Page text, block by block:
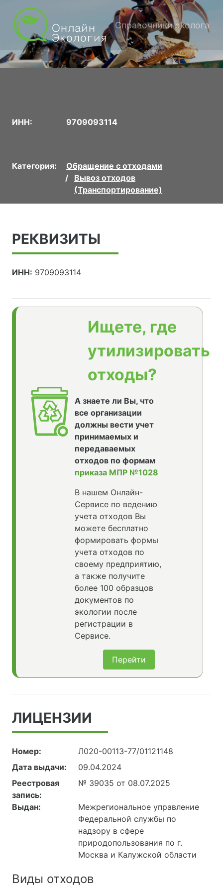
Справочники эколога
ИНН: 9709093114
Категория:
Обращение с отходами
Вывоз отходов
(Транспортирование)
РЕКВИЗИТЫ
ИНН: 9709093114
Ищете, где
утилизировать
отходы?
А знаете ли Вы, что
все организации
должны вести учет
принимаемых и
передаваемых
отходов по формам
приказа МПР №1028
В нашем Онлайн-
Сервисе по ведению
учета отходов Вы
можете бесплатно
формировать формы
учета отходов по
своему предприятию,
а также получите
более 100 образцов
документов по
экологии после
регистрации в
Сервисе.
Перейти
ЛИЦЕНЗИИ
Номер:
Л020-00113-77/01121148
Дата выдачи:
09.04.2024
Реестровая
запись:
№ 39035 от 08.07.2025
Выдан:
Межрегиональное управление
Федеральной службы по
надзору в сфере
природопользования по г.
Москва и Калужской области
Виды отходов